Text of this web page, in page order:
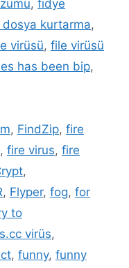
, fidye
dosya kurtarma,
virüsü, file virüsü
has been bip,
, FindZip, fire
, fire virus, fire
,
, Flyper, fog, for
to
virüs,
, funny, funny